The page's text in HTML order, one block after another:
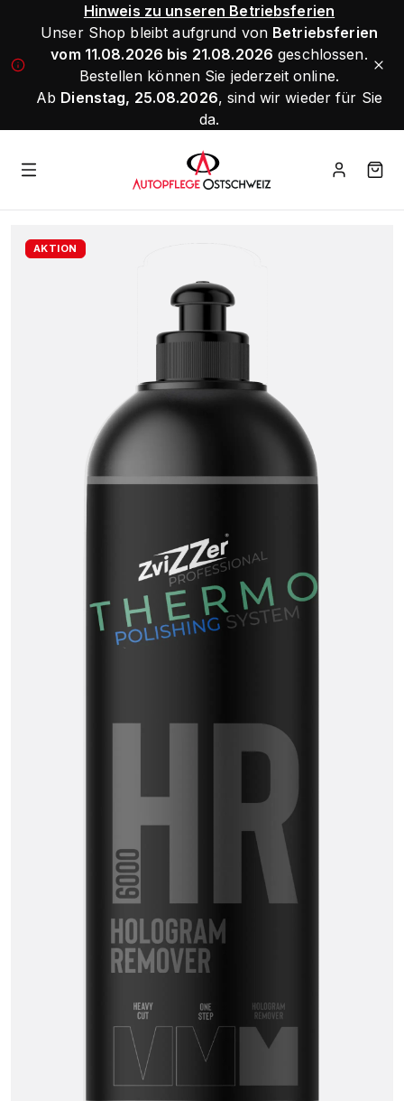
Hinweis zu unseren Betriebsferien
Unser Shop bleibt aufgrund von Betriebsferien
vom 11.08.2026 bis 21.08.2026 geschlossen.
Bestellen können Sie jederzeit online.
Ab Dienstag, 25.08.2026, sind wir wieder für Sie
da.
AKTION